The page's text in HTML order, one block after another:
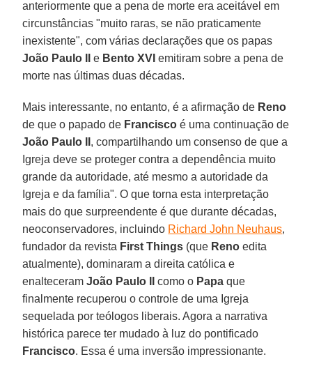
anteriormente que a pena de morte era aceitável em
circunstâncias "muito raras, se não praticamente
inexistente", com várias declarações que os papas
João Paulo II
e Bento XVI emitiram sobre a pena de
morte nas últimas duas décadas.
Mais interessante, no entanto, é a afirmação de Reno
de que o papado de Francisco é uma continuação de
João Paulo II , compartilhando um consenso de que a
Igreja deve se proteger contra a dependência muito
grande da autoridade, até mesmo a autoridade da
Igreja e da família". O que torna esta interpretação
mais do que surpreendente é que durante décadas,
neoconservadores, incluindo Richard John Neuhaus,
fundador da revista First Things (que Reno edita
atualmente), dominaram a direita católica e
enalteceramJoão Paulo II como o Papa que
finalmente recuperou o controle de uma Igreja
sequelada por teólogos liberais. Agora a narrativa
histórica parece ter mudado à luz do pontificado
Francisco. Essa é uma inversão impressionante.